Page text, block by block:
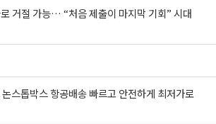
거절 가능… “처음 제출이 마지막 기회” 시대
스톱박스 항공배송 빠르고 안전하게 최저가로